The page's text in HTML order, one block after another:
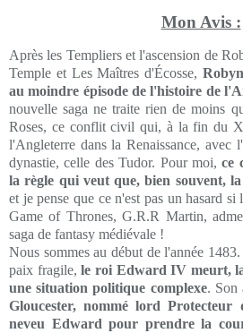
Mon Avis :
Après les Templiers et l'ascension de
Temple et Les Maîtres d'Écosse,
au moindre épisode de l'histoire de
nouvelle saga ne traite rien de moins
Roses, ce conflit civil qui, à la fin du
l'Angleterre dans la Renaissance, avec
dynastie, celle des Tudor. Pour moi,ce
la règle qui veut que, bien souvent,
et je pense que ce n'est pas un hasard si
Game of Thrones, G.R.R Martin,
saga de fantasy médiévale !
Nous sommes au début de l'année
paix fragile,le roi Edward IV meurt,
une situation politique complexe. Son
Gloucester, nommé lord Protecteur
neveu Edward pour prendre la